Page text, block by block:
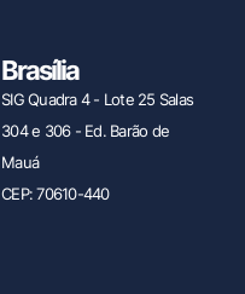
Brasília
SIG Quadra 4 - Lote 25 Salas
304 e 306 - Ed. Barão de
Mauá
CEP: 70610-440